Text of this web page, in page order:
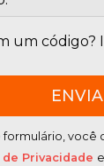
um código?
formulário, você
Privacidade e